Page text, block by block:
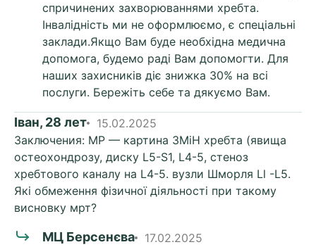
спричинених захворюваннями хребта.
Інвалідність ми не оформлюємо, є спеціальні
заклади.Якщо Вам буде необхідна медична
допомога, будемо раді Вам допомогти. Для
наших захисників діє знижка 30% на всі
послуги. Бережіть себе та дякуємо Вам.
Іван, 28 лет
15.02.2025
Заключения: МР — картина 3MiH хребта (явища
остеохондрозу, диску L5-S1, L4-5, стеноз
хребтового каналу на L4-5. вузли Шморля Ll -L5.
Які обмеження фізичної діяльності при такому
висновку мрт?
МЦ Берсенєва
17.02.2025